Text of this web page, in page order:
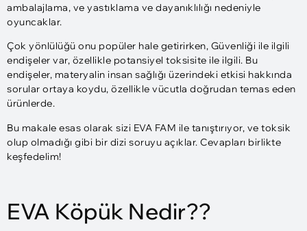
ambalajlama, ve yastıklama ve dayanıklılığı nedeniyle
oyuncaklar.
Çok yönlülüğü onu popüler hale getirirken, Güvenliği ile ilgili
endişeler var, özellikle potansiyel toksisite ile ilgili. Bu
endişeler, materyalin insan sağlığı üzerindeki etkisi hakkında
sorular ortaya koydu, özellikle vücutla doğrudan temas eden
ürünlerde.
Bu makale esas olarak sizi EVA FAM ile tanıştırıyor, ve toksik
olup olmadığı gibi bir dizi soruyu açıklar. Cevapları birlikte
keşfedelim!
EVA Köpük Nedir??